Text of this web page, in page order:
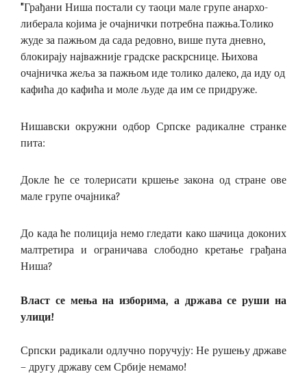
"Грађани Ниша постали су таоци мале групе анархо-
либерала којима је очајнички потребна пажња.Толико
жуде за пажњом да сада редовно, више пута дневно,
блокирају најважније градске раскрснице. Њихова
очајничка жеља за пажњом иде толико далеко, да иду од
кафића до кафића и моле људе да им се придруже.
Нишавски окружни одбор Српске радикалне странке
пита:
Докле ће се толерисати кршење закона од стране ове
мале групе очајника?
До када ће полиција немо гледати како шачица доконих
малтретира и ограничава слободно кретање грађана
Ниша?
Власт се мења на изборима, а држава се руши на
улици!
Српски радикали одлучно поручују: Не рушењу државе
– другу државу сем Србије немамо!